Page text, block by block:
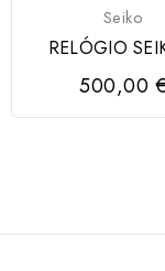
Seiko
RELÓGIO
SPORTS SKX
500,00 €